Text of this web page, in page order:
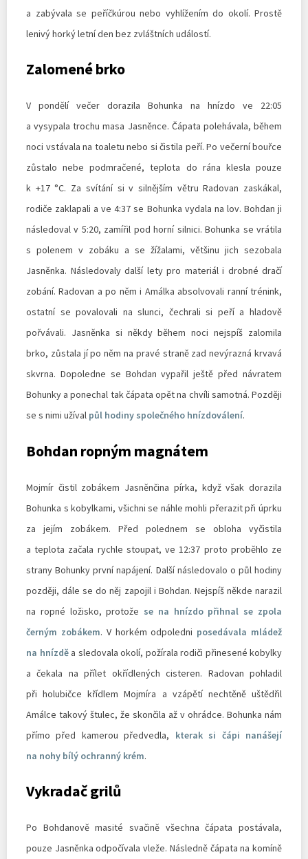
a zabývala se peříčkúrou nebo vyhlížením do okolí. Prostě
lenivý horký letní den bez zvláštních událostí.
Zalomené brko
V pondělí večer dorazila Bohunka na hnízdo ve 22:05
a vysypala trochu masa Jasněnce. Čápata polehávala, během
noci vstávala na toaletu nebo si čistila peří. Po večerní bouřce
zůstalo nebe podmračené, teplota do rána klesla pouze
k +17 °C. Za svítání si v silnějším větru Radovan zaskákal,
rodiče zaklapali a ve 4:37 se Bohunka vydala na lov. Bohdan ji
následoval v 5:20, zamířil pod horní silnici. Bohunka se vrátila
s polenem v zobáku a se žížalami, většinu jich sezobala
Jasněnka. Následovaly další lety pro materiál i drobné dračí
zobání. Radovan a po něm i Amálka absolvovali ranní trénink,
ostatní se povalovali na slunci, čechrali si peří a hladově
pořvávali. Jasněnka si někdy během noci nejspíš zalomila
brko, zůstala jí po něm na pravé straně zad nevýrazná krvavá
skvrna. Dopoledne se Bohdan vypařil ještě před návratem
Bohunky a ponechal tak čápata opět na chvíli samotná. Později
se s nimi užíval půl hodiny společného hnízdoválení.
Bohdan ropným magnátem
Mojmír čistil zobákem Jasněnčina pírka, když však dorazila
Bohunka s kobylkami, všichni se náhle mohli přerazit při úprku
za jejím zobákem. Před polednem se obloha vyčistila
a teplota začala rychle stoupat, ve 12:37 proto proběhlo ze
strany Bohunky první napájení. Další následovalo o půl hodiny
později, dále se do něj zapojil i Bohdan. Nejspíš někde narazil
na ropné ložisko, protože se na hnízdo přihnal se zpola
černým zobákem. V horkém odpoledni posedávala mládež
na hnízděa sledovala okolí, požírala rodiči přinesené kobylky
a čekala na přílet okřídlených cisteren. Radovan pohladil
při holubičce křídlem Mojmíra a vzápětí nechtěně uštědřil
Amálce takový štulec, že skončila až v ohrádce. Bohunka nám
přímo před kamerou předvedla, kterak si čápi nanášejí
na nohy bílý ochranný krém.
Vykradač grilů
Po Bohdanově masité svačině všechna čápata postávala,
pouze Jasněnka odpočívala vleže. Následně čápata na komíně